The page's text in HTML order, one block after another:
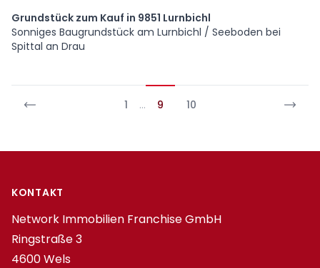
Grundstück zum Kauf in 9851 Lurnbichl
Sonniges Baugrundstück am Lurnbichl / Seeboden bei
Spittal an Drau
1 … 9 10
Footer
KONTAKT
Network Immobilien Franchise GmbH
Ringstraße 3
4600 Wels